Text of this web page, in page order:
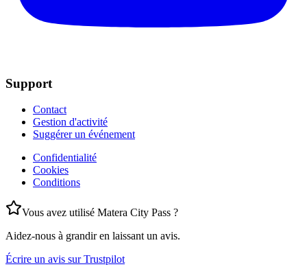
Support
Contact
Gestion d'activité
Suggérer un événement
Confidentialité
Cookies
Conditions
Vous avez utilisé Matera City Pass ?
Aidez-nous à grandir en laissant un avis.
Écrire un avis sur Trustpilot